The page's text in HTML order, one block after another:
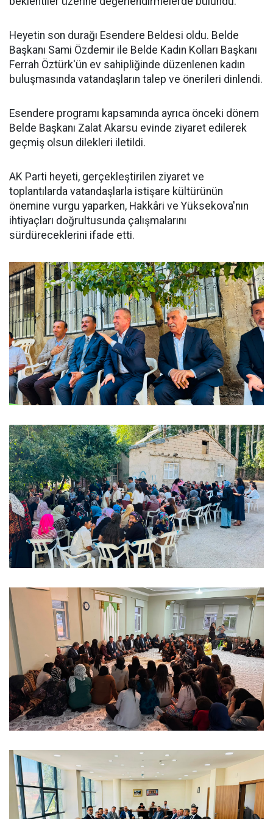
Heyetin son durağı Esendere Beldesi oldu. Belde
Başkanı Sami Özdemir ile Belde Kadın Kolları Başkanı
Ferrah Öztürk'ün ev sahipliğinde düzenlenen kadın
buluşmasında vatandaşların talep ve önerileri dinlendi.
Esendere programı kapsamında ayrıca önceki dönem
Belde Başkanı Zalat Akarsu evinde ziyaret edilerek
geçmiş olsun dilekleri iletildi.
AK Parti heyeti, gerçekleştirilen ziyaret ve
toplantılarda vatandaşlarla istişare kültürünün
önemine vurgu yaparken, Hakkâri ve Yüksekova'nın
ihtiyaçları doğrultusunda çalışmalarını
sürdüreceklerini ifade etti.